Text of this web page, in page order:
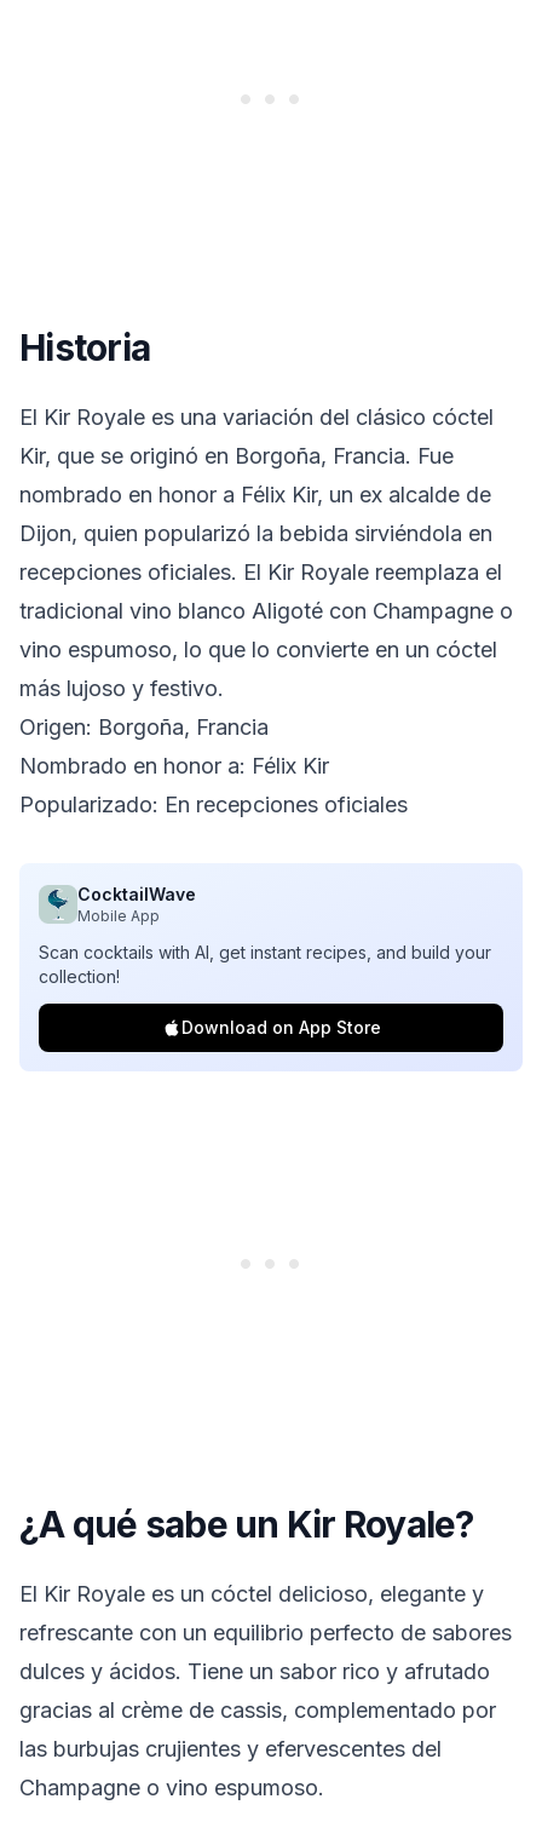
Historia
El Kir Royale es una variación del clásico cóctel
Kir, que se originó en Borgoña, Francia. Fue
nombrado en honor a Félix Kir, un ex alcalde de
Dijon, quien popularizó la bebida sirviéndola en
recepciones oficiales. El Kir Royale reemplaza el
tradicional vino blanco Aligoté con Champagne o
vino espumoso, lo que lo convierte en un cóctel
más lujoso y festivo.
Origen: Borgoña, Francia
Nombrado en honor a: Félix Kir
Popularizado: En recepciones oficiales
CocktailWave
Mobile App
Scan cocktails with AI, get instant recipes, and build your
collection!
Download on App Store
¿A qué sabe un Kir Royale?
El Kir Royale es un cóctel delicioso, elegante y
refrescante con un equilibrio perfecto de sabores
dulces y ácidos. Tiene un sabor rico y afrutado
gracias al crème de cassis, complementado por
las burbujas crujientes y efervescentes del
Champagne o vino espumoso.